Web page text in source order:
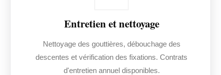
Entretien et nettoyage
Nettoyage des gouttières, débouchage des
descentes et vérification des fixations. Contrats
d'entretien annuel disponibles.